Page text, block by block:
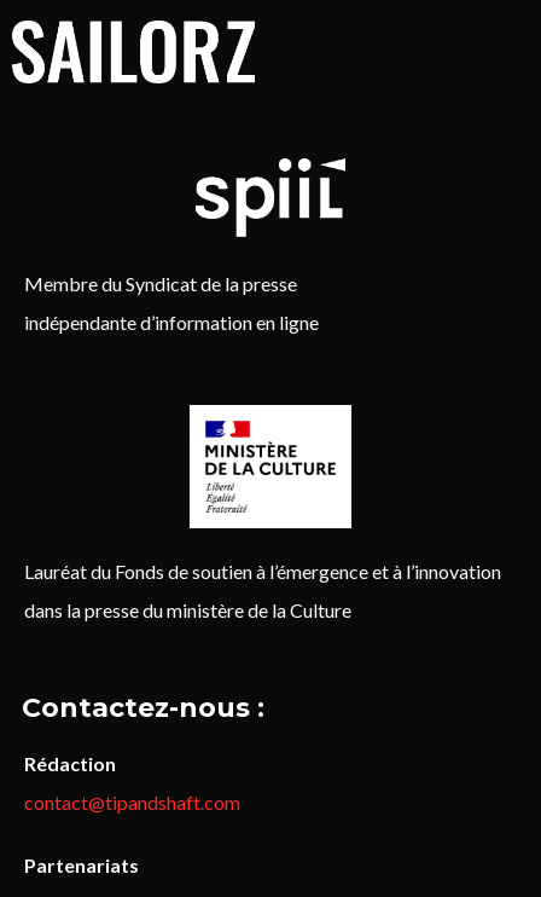
Membre du Syndicat de la presse
indépendante d’information en ligne
Lauréat du Fonds de soutien à l’émergence et à l’innovation
dans la presse du ministère de la Culture
Contactez-nous :
Rédaction
contact@tipandshaft.com
Partenariats